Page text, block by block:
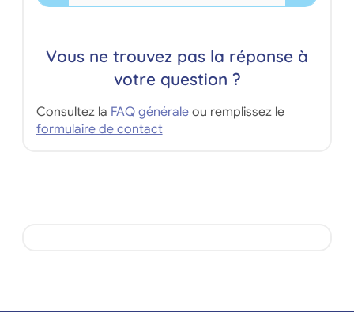
Vous ne trouvez pas la réponse à
votre question ?
Consultez la FAQ générale ou remplissez le
formulaire de contact